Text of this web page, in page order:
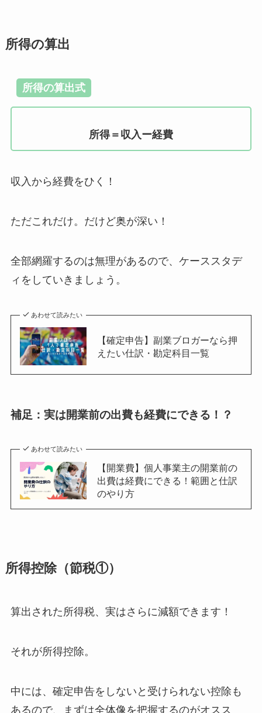
所得の算出
所得の算出式
所得＝収入ー経費
収入から経費をひく！
ただこれだけ。だけど奥が深い！
全部網羅するのは無理があるので、ケーススタデ
ィをしていきましょう。
あわせて読みたい
【確定申告】副業ブロガーなら押
えたい仕訳・勘定科目一覧
補足：実は開業前の出費も経費にできる！？
あわせて読みたい
【開業費】個人事業主の開業前の
出費は経費にできる！範囲と仕訳
のやり方
所得控除（節税①）
算出された所得税、実はさらに減額できます！
それが所得控除。
中には、確定申告をしないと受けられない控除も
あるので、まずは全体像を把握するのがオスス